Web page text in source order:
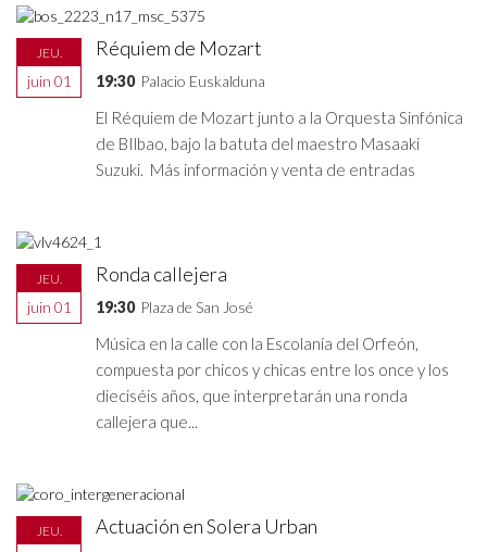
JEU.
juin 01
Réquiem de Mozart
19:30 Palacio Euskalduna
El Réquiem de Mozart junto a la Orquesta Sinfónica
de BIlbao, bajo la batuta del maestro Masaaki
Suzuki. Más información y venta de entradas
JEU.
juin 01
Ronda callejera
19:30 Plaza de San José
Música en la calle con la Escolanía del Orfeón,
compuesta por chicos y chicas entre los once y los
dieciséis años, que interpretarán una ronda
callejera que...
JEU. Actuación en Solera Urban